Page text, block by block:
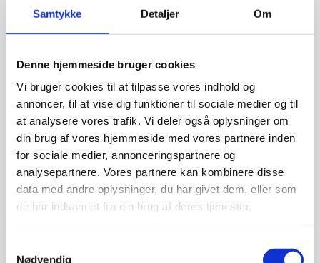
Samtykke Detaljer Om
Denne hjemmeside bruger cookies
Vi bruger cookies til at tilpasse vores indhold og
annoncer, til at vise dig funktioner til sociale medier og til
at analysere vores trafik. Vi deler også oplysninger om
din brug af vores hjemmeside med vores partnere inden
for sociale medier, annonceringspartnere og
analysepartnere. Vores partnere kan kombinere disse
data med andre oplysninger, du har givet dem, eller som
de har indsamlet fra din brug af deres tjenester.
Nødvendig
Ønsker du at få dine varer finansieret har vi
samarbejdspartnere. Du findes vores beregner
og ansøgningsskema her:
Beregn og ansøg her
Har du spørgsmål til varen? Klik her